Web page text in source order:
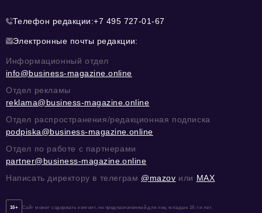
Телефон редакции:+7 495 727-01-67
Электронные почты редакции:
Информационный отдел
info@business-magazine.online
Отдел рекламы
reklama@business-magazine.online
Отдел распространения/редакционная подписка
podpiska@business-magazine.online
Отдел по работе с партнерами
partner@business-magazine.online
Написать директору в телеграм @mazov или MAX
16+ Сайт может содержать контент, не предназначенный для лиц младше 16-ти лет.